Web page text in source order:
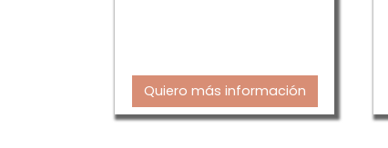
Quiero más información